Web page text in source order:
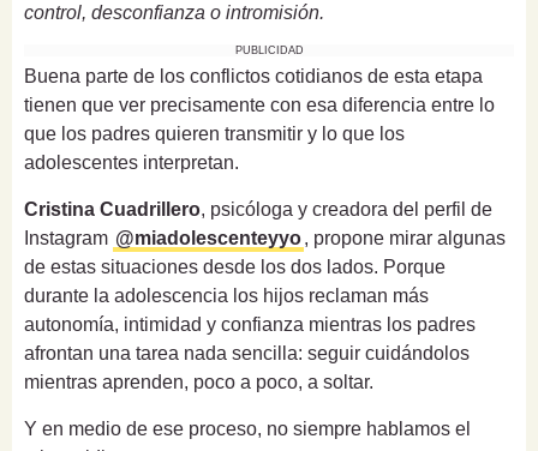
control, desconfianza o intromisión.
PUBLICIDAD
Buena parte de los conflictos cotidianos de esta etapa
tienen que ver precisamente con esa diferencia entre lo
que los padres quieren transmitir y lo que los
adolescentes interpretan.
Cristina Cuadrillero, psicóloga y creadora del perfil de
Instagram @miadolescenteyyo, propone mirar algunas
de estas situaciones desde los dos lados. Porque
durante la adolescencia los hijos reclaman más
autonomía, intimidad y confianza mientras los padres
afrontan una tarea nada sencilla: seguir cuidándolos
mientras aprenden, poco a poco, a soltar.
Y en medio de ese proceso, no siempre hablamos el